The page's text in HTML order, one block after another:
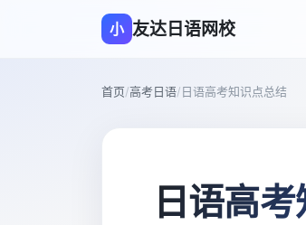
小 友达日语网校
首页/高考日语/日语高考知识点总结
日语高